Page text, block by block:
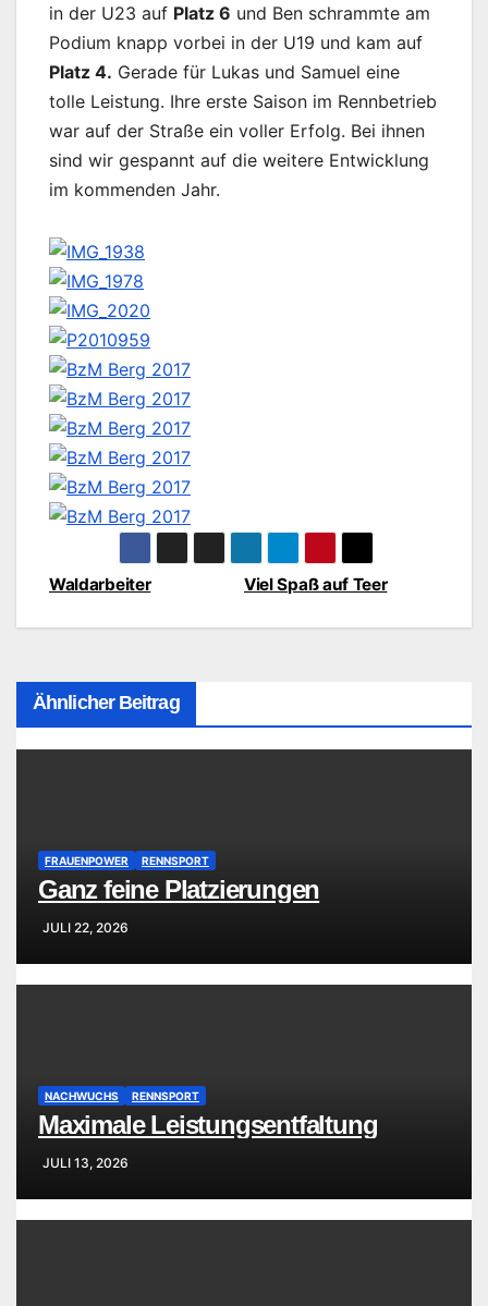
in der U23 auf Platz 6 und Ben schrammte am
Podium knapp vorbei in der U19 und kam auf
Platz 4. Gerade für Lukas und Samuel eine
tolle Leistung. Ihre erste Saison im Rennbetrieb
war auf der Straße ein voller Erfolg. Bei ihnen
sind wir gespannt auf die weitere Entwicklung
im kommenden Jahr.
Beitragsnavigation
Viel Spaß auf Teer
Waldarbeiter
Ähnlicher Beitrag
FRAUENPOWER RENNSPORT
Ganz feine Platzierungen
JULI 22, 2026
NACHWUCHS RENNSPORT
Maximale Leistungsentfaltung
JULI 13, 2026